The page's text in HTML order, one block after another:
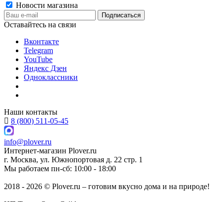
Новости магазина
Оставайтесь на связи
Вконтакте
Telegram
YouTube
Яндекс Дзен
Одноклассники
Наши контакты
8 (800) 511-05-45
info@plover.ru
Интернет-магазин Plover.ru
г. Москва, ул. Южнопортовая д. 22 стр. 1
Мы работаем пн-сб: 10:00 - 18:00
2018 - 2026 © Plover.ru – готовим вкусно дома и на природе!